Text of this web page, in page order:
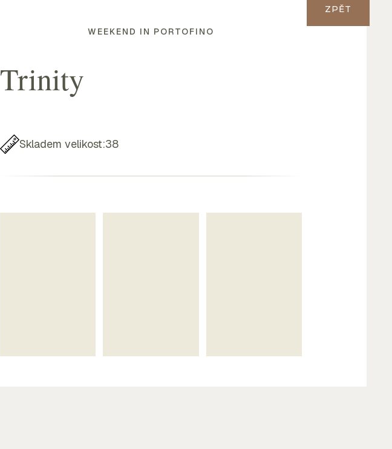
ZPĚT
WEEKEND IN PORTOFINO
Trinity
Skladem velikost:38